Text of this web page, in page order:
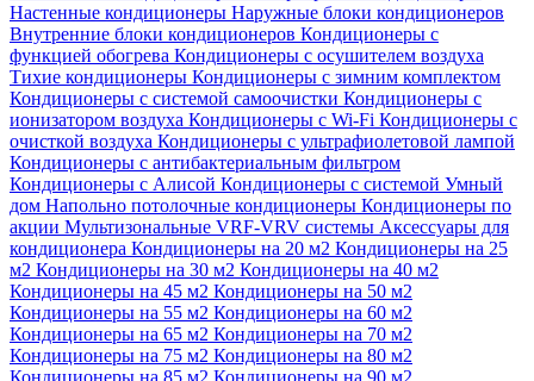
Настенные кондиционеры Наружные блоки кондиционеров
Внутренние блоки кондиционеров Кондиционеры с
функцией обогрева Кондиционеры с осушителем воздуха
Тихие кондиционеры Кондиционеры с зимним комплектом
Кондиционеры с системой самоочистки Кондиционеры с
ионизатором воздуха Кондиционеры с Wi-Fi Кондиционеры с
очисткой воздуха Кондиционеры с ультрафиолетовой лампой
Кондиционеры с антибактериальным фильтром
Кондиционеры с Алисой Кондиционеры с системой Умный
дом Напольно потолочные кондиционеры Кондиционеры по
акции Мультизональные VRF-VRV системы Аксессуары для
кондиционера Кондиционеры на 20 м2 Кондиционеры на 25
м2 Кондиционеры на 30 м2 Кондиционеры на 40 м2
Кондиционеры на 45 м2 Кондиционеры на 50 м2
Кондиционеры на 55 м2 Кондиционеры на 60 м2
Кондиционеры на 65 м2 Кондиционеры на 70 м2
Кондиционеры на 75 м2 Кондиционеры на 80 м2
Кондиционеры на 85 м2 Кондиционеры на 90 м2